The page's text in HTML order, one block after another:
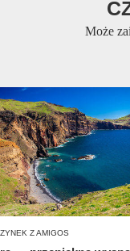
Może
Z AMIGOS